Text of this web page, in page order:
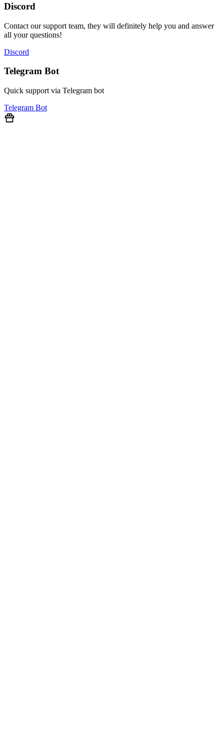
Discord
Contact our support team, they will definitely help you and answer
all your questions!
Discord
Telegram Bot
Quick support via Telegram bot
Telegram Bot